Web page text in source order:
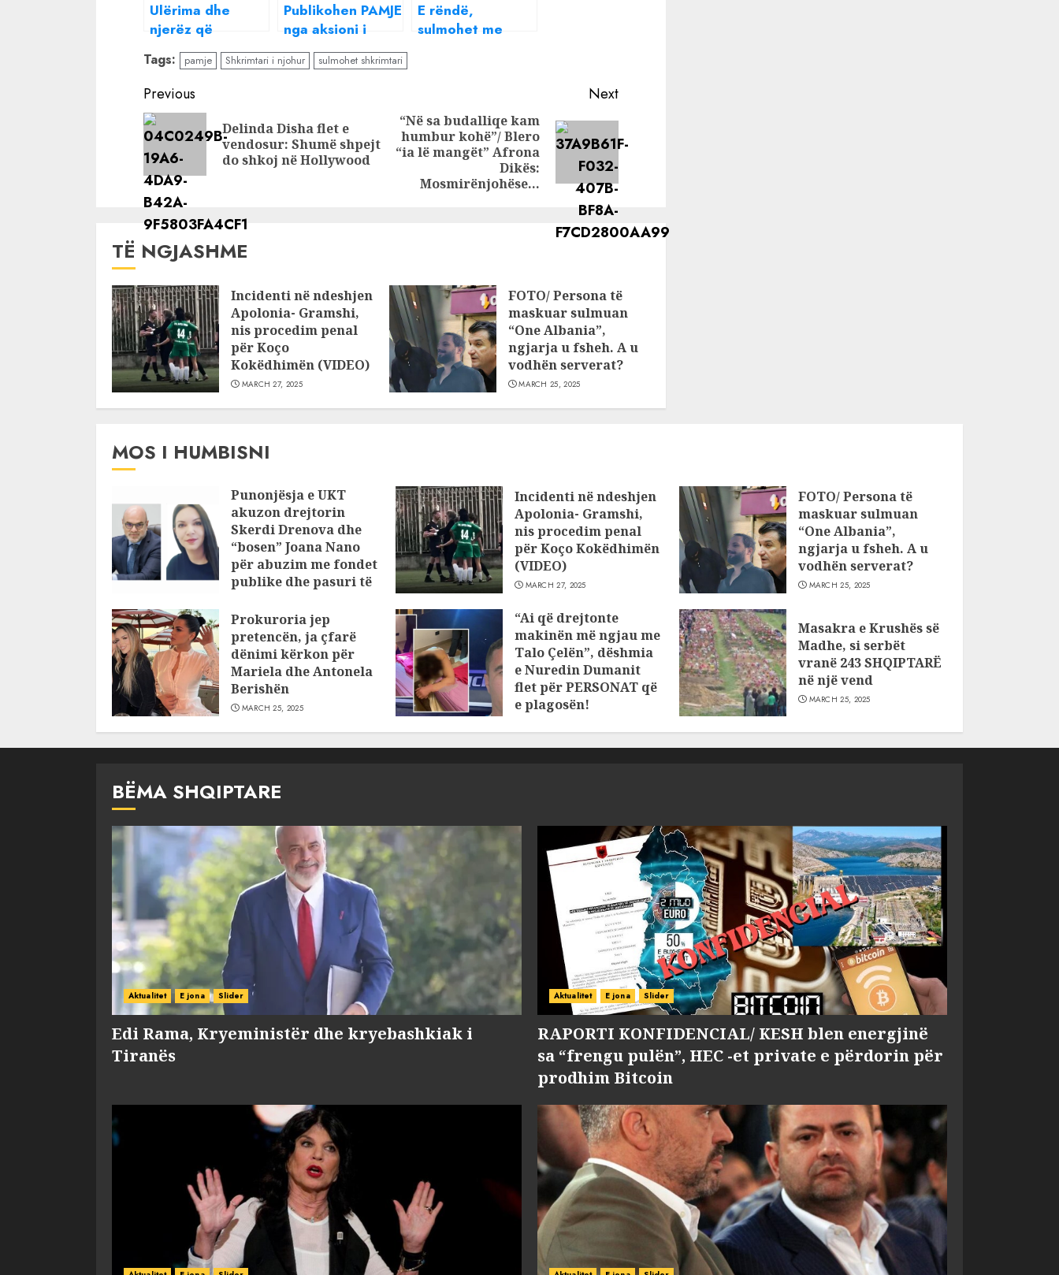
Ulërima dhe
njerëz që
vrapojnë/
Publikohen pamje
të reja nga
aksidenti tragjik,
shkon në 10
numri i viktimave
Publikohen PAMJE
nga aksioni i
SPAK për
arrestimin e
E rëndë,
sulmohet me
Tags: pamje Shkrimtari i njohur sulmohet shkrimtari
Continue
Reading
Previous
Previous
post:
Delinda Disha flet e
vendosur: Shumë shpejt
do shkoj në Hollywood
Next
Next
“Në sa budalliqe kam
humbur kohë”/ Blero
“ia lë mangët” Afrona
Dikës:
Mosmirënjohëse…
TË NGJASHME
Incidenti në ndeshjen
Apolonia- Gramshi,
nis procedim penal
për Koço
Kokëdhimën (VIDEO)
MARCH 27, 2025
FOTO/ Persona të
maskuar sulmuan
“One Albania”,
ngjarja u fsheh. A u
vodhën serverat?
MARCH 25, 2025
MOS I HUMBISNI
Punonjësja e UKT
akuzon drejtorin
Skerdi Drenova dhe
“bosen” Joana Nano
për abuzim me fondet
publike dhe pasuri të
JULY 24, 2025
Incidenti në ndeshjen
Apolonia- Gramshi,
nis procedim penal
për Koço Kokëdhimën
(VIDEO)
MARCH 27, 2025
FOTO/ Persona të
maskuar sulmuan
“One Albania”,
ngjarja u fsheh. A u
vodhën serverat?
MARCH 25, 2025
Prokuroria jep
pretencën, ja çfarë
dënimi kërkon për
Mariela dhe Antonela
Berishën
MARCH 25, 2025
“Ai që drejtonte
makinën më ngjau me
Talo Çelën”, dëshmia
e Nuredin Dumanit
flet për PERSONAT që
e plagosën!
Masakra e Krushës së
Madhe, si serbët
vranë 243 SHQIPTARË
në një vend
MARCH 25, 2025
BËMA SHQIPTARE
Aktualitet E jona Slider
Edi Rama, Kryeministër dhe kryebashkiak i
Tiranës
Aktualitet E jona Slider
RAPORTI KONFIDENCIAL/ KESH blen energjinë
sa “frengu pulën”, HEC -et private e përdorin për
prodhim Bitcoin